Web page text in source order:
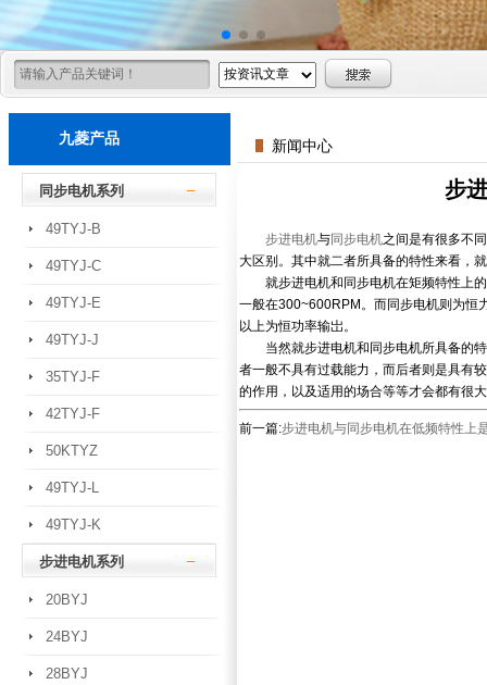
九菱产品
同步电机系列
49TYJ-B
49TYJ-C
49TYJ-E
49TYJ-J
35TYJ-F
42TYJ-F
50KTYZ
49TYJ-L
49TYJ-K
步进电机系列
20BYJ
24BYJ
28BYJ
新闻中心
步
步进电机与同步电机之间是有很多不
大区别。其中就二者所具备的特性来看，
就步进电机和同步电机在矩频特性上的
一般在300~600RPM。而同步电机则为恒
以上为恒功率输岀。
当然就步进电机和同步电机所具备的特
者一般不具有过载能力，而后者则是具有
的作用，以及适用的场合等等才会都有很
前一篇:步进电机与同步电机在低频特性上